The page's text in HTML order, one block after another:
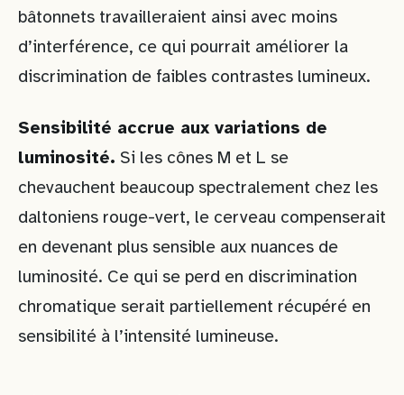
bâtonnets travailleraient ainsi avec moins
d’interférence, ce qui pourrait améliorer la
discrimination de faibles contrastes lumineux.
Sensibilité accrue aux variations de
luminosité. Si les cônes M et L se
chevauchent beaucoup spectralement chez les
daltoniens rouge-vert, le cerveau compenserait
en devenant plus sensible aux nuances de
luminosité. Ce qui se perd en discrimination
chromatique serait partiellement récupéré en
sensibilité à l’intensité lumineuse.